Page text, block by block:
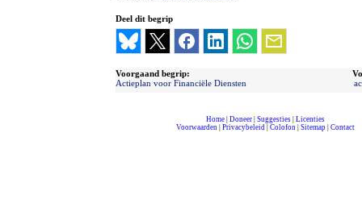
Deel dit begrip
Voorgaand begrip:
Actieplan voor Financiële Diensten
Home| Doneer| Suggesties| Licenties
Voorwaarden| Privacybeleid| Colofon| Sitemap| Contact